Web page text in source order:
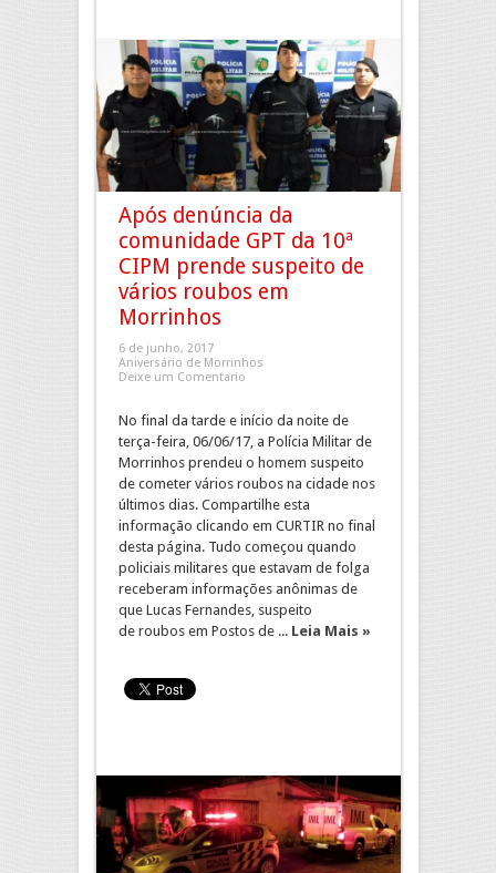
Após denúncia da
comunidade GPT da 10ª
CIPM prende suspeito de
vários roubos em
Morrinhos
6 de junho, 2017
Aniversário de Morrinhos
Deixe um Comentario
No final da tarde e início da noite de
terça-feira, 06/06/17, a Polícia Militar de
Morrinhos prendeu o homem suspeito
de cometer vários roubos na cidade nos
últimos dias. Compartilhe esta
informação clicando em CURTIR no final
desta página. Tudo começou quando
policiais militares que estavam de folga
receberam informações anônimas de
que Lucas Fernandes, suspeito
de roubos em Postos de ... Leia Mais »